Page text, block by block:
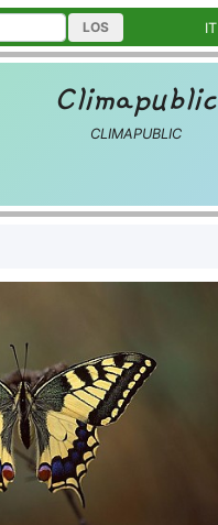
LOS IT
Climapublic
CLIMAPUBLIC